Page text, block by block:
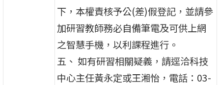
下，本權責核予公(差)假登記，並請參
加研習教師務必自備筆電及可供上網
之智慧手機，以利課程進行。
五、 如有研習相關疑義，請逕洽科技
中心主任黃永定或王湘怡，電話：03-